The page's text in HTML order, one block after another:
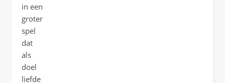
in een
groter
spel
dat
als
doel
liefde